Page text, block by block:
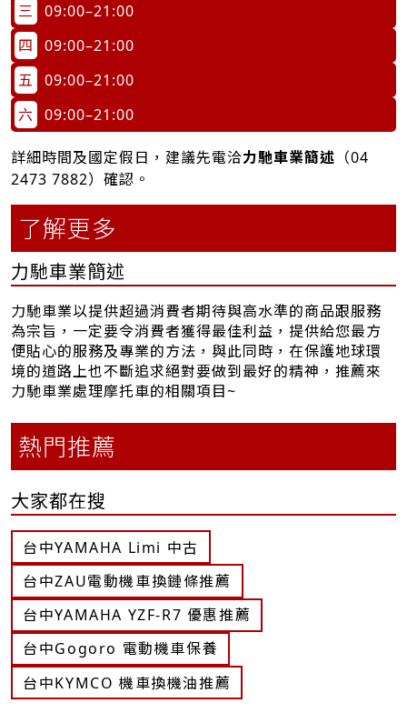
三
09:00–21:00
四
09:00–21:00
五 09:00–21:00
六 09:00–21:00
詳細時間及國定假日，建議先電洽力馳車業簡述 （04
2473 7882）確認。
了解更多
力馳車業簡述
力馳車業以提供超過消費者期待與高水準的商品跟服務
為宗旨，一定要令消費者獲得最佳利益，提供給您最方
便貼心的服務及專業的方法，與此同時，在保護地球環
境的道路上也不斷追求絕對要做到最好的精神，推薦來
力馳車業處理摩托車的相關項目~
熱門推薦
大家都在搜
台中YAMAHA Limi 中古
台中ZAU電動機車換鏈條推薦
台中YAMAHA YZF-R7 優惠推薦
台中Gogoro 電動機車保養
台中KYMCO 機車換機油推薦